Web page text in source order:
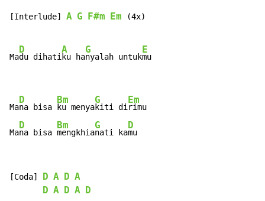
[Interlude] A G F#m Em (4x)
Ma
D
du dihati
A
ku ha
G
nyalah untuk
E
mu
Ma
D
na bisa
Bm
ku menya
G
kiti di
Em
rimu
Ma
D
na bisa
Bm
mengkhia
G
nati ka
D
mu
[Coda] D A D A
D A D A D